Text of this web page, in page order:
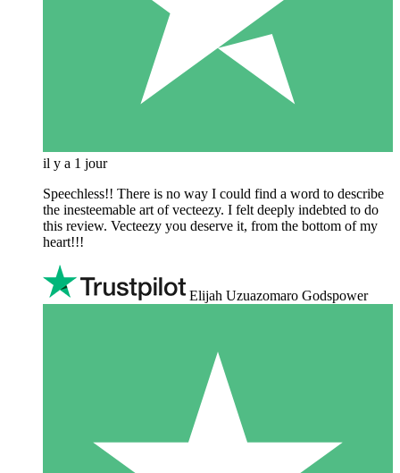
il y a 1 jour
Speechless!! There is no way I could find a word to describe
the inesteemable art of vecteezy. I felt deeply indebted to do
this review. Vecteezy you deserve it, from the bottom of my
heart!!!
Elijah Uzuazomaro Godspower